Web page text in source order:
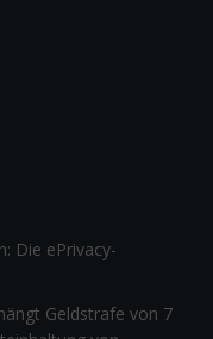
Die ePrivacy-
Geldstrafe von 7